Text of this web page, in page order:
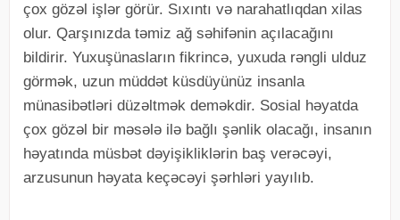
çox gözəl işlər görür. Sıxıntı və narahatlıqdan xilas
olur. Qarşınızda təmiz ağ səhifənin açılacağını
bildirir. Yuxuşünasların fikrincə, yuxuda rəngli ulduz
görmək, uzun müddət küsdüyünüz insanla
münasibətləri düzəltmək deməkdir. Sosial həyatda
çox gözəl bir məsələ ilə bağlı şənlik olacağı, insanın
həyatında müsbət dəyişikliklərin baş verəcəyi,
arzusunun həyata keçəcəyi şərhləri yayılıb.